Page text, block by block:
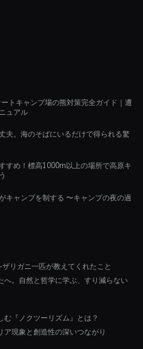
ートキャンプ場の熊対策完全ガイド｜遭
ュアル
夫。海のそばにいるだけで得られる驚
すめ！標高1000m以上の場所で高原キ
キャンプを制する 〜キャンプの夜の過
リガニ一匹が教えてくれたこと
。自然と哲学に学ぶ、すり減らない
『ノクツーリズム』とは？
ア現象と創造性の深いつながり